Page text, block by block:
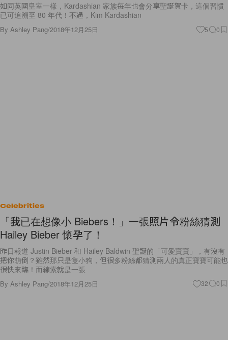
如同英國皇室一樣，Kardashian 家族每年也會分享聖誕賀卡，這個習慣
已可追溯至 80 年代！不過，Kim Kardashian
By Ashley Pang/2018年12月25日 5 0
Celebrities
「我已在想像小 Biebers！」一張照片令粉絲猜測
Hailey Bieber 懷孕了！
昨日報道 Justin Bieber 和 Hailey Baldwin 聖誕的「可愛寶寶」，有沒有
把你萌倒？雖然那只是隻小狗，但很多粉絲都猜測兩人的真正寶寶可能也
很快來臨！而線索就是一張
By Ashley Pang/2018年12月25日 32 0